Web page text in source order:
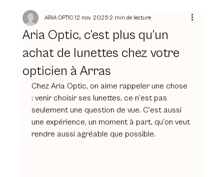
Aria Optic, c’est plus qu’un
achat de lunettes chez votre
opticien à Arras
ARIA OPTIC 12 nov. 2025 2 min de lecture
Chez Aria Optic, on aime rappeler une chose
: venir choisir ses lunettes, ce n’est pas
seulement une question de vue. C’est aussi
une expérience, un moment à part, qu’on veut
rendre aussi agréable que possible.